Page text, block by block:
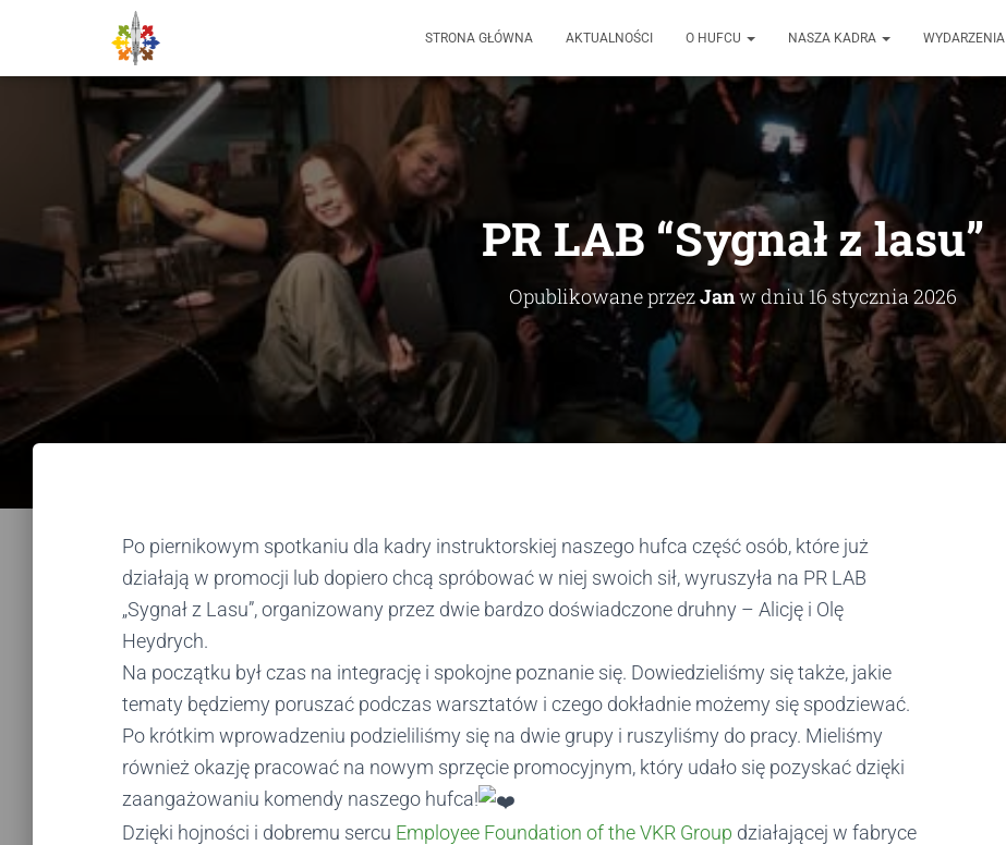
STRONA GŁÓWNA AKTUALNOŚCI O HUFCU NASZA KADRA WYDARZENIA
PR LAB “Sygnał z lasu”
Opublikowane przezJanw dniu16 stycznia 2026
Po piernikowym spotkaniu dla kadry instruktorskiej naszego hufca część osób, które już
działają w promocji lub dopiero chcą spróbować w niej swoich sił, wyruszyła na PR LAB
„Sygnał z Lasu”, organizowany przez dwie bardzo doświadczone druhny – Alicję i Olę
Heydrych.
Na początku był czas na integrację i spokojne poznanie się. Dowiedzieliśmy się także, jakie
tematy będziemy poruszać podczas warsztatów i czego dokładnie możemy się spodziewać.
Po krótkim wprowadzeniu podzieliliśmy się na dwie grupy i ruszyliśmy do pracy. Mieliśmy
również okazję pracować na nowym sprzęcie promocyjnym, który udało się pozyskać dzięki
zaangażowaniu komendy naszego hufca!
Dzięki hojności i dobremu sercu Employee Foundation of the VKR Group działającej w fabryce